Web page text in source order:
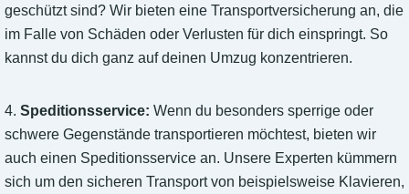
geschützt sind? Wir bieten eine Transportversicherung an, die
im Falle von Schäden oder Verlusten für dich einspringt. So
kannst du dich ganz auf deinen Umzug konzentrieren.
4. Speditionsservice: Wenn du besonders sperrige oder
schwere Gegenstände transportieren möchtest, bieten wir
auch einen Speditionsservice an. Unsere Experten kümmern
sich um den sicheren Transport von beispielsweise Klavieren,